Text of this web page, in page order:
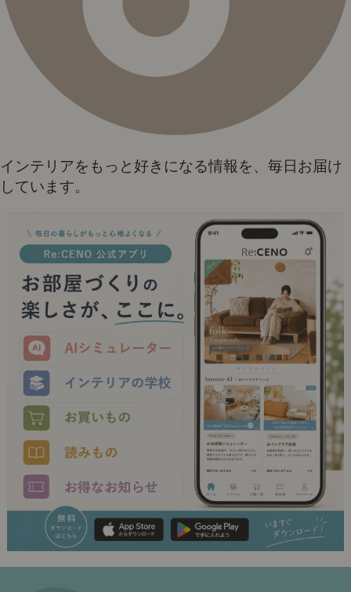
インテリアをもっと好きになる情報を、毎日お届け
しています。